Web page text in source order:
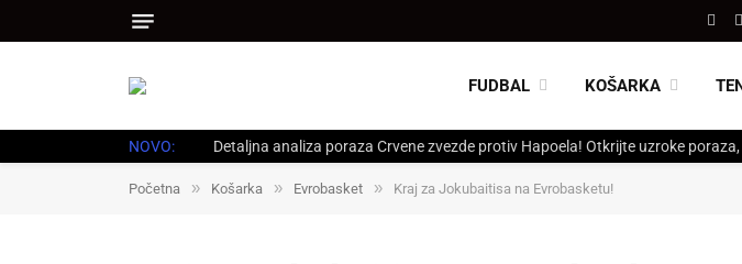
X
FUDBAL KOŠARKA
NOVO: Detaljna analiza poraza Crvene zvezde protiv Hapoela! Otkrijte uzroke
Početna » Košarka » Evrobasket » Kraj za Jokubaitisa na Evrobasketu!